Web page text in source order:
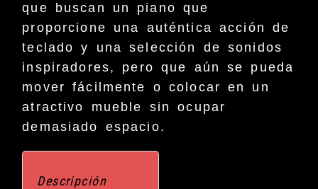
que buscan un piano que
proporcione una auténtica acción de
teclado y una selección de sonidos
inspiradores, pero que aún se pueda
mover fácilmente o colocar en un
atractivo mueble sin ocupar
demasiado espacio.
Descripción